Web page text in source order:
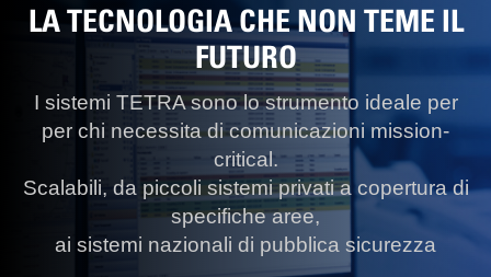
LA TECNOLOGIA CHE NON TEME IL
FUTURO
I sistemi TETRA sono lo strumento ideale per
per chi necessita di comunicazioni mission-
critical.
Scalabili, da piccoli sistemi privati a copertura di
specifiche aree,
ai sistemi nazionali di pubblica sicurezza